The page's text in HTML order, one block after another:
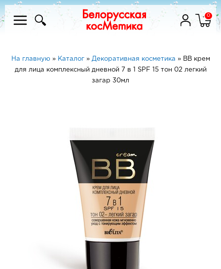
0
На главную» Каталог» Декоративная косметика » ВВ крем
для лица комплексный дневной 7 в 1 SPF 15 тон 02 легкий
загар 30мл